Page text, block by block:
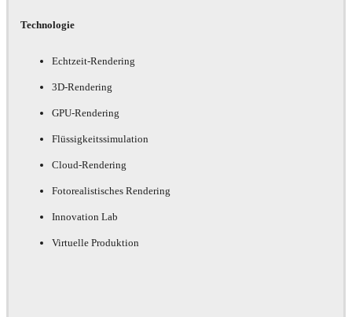
Technologie
Echtzeit-Rendering
3D-Rendering
GPU-Rendering
Flüssigkeitssimulation
Cloud-Rendering
Fotorealistisches Rendering
Innovation Lab
Virtuelle Produktion